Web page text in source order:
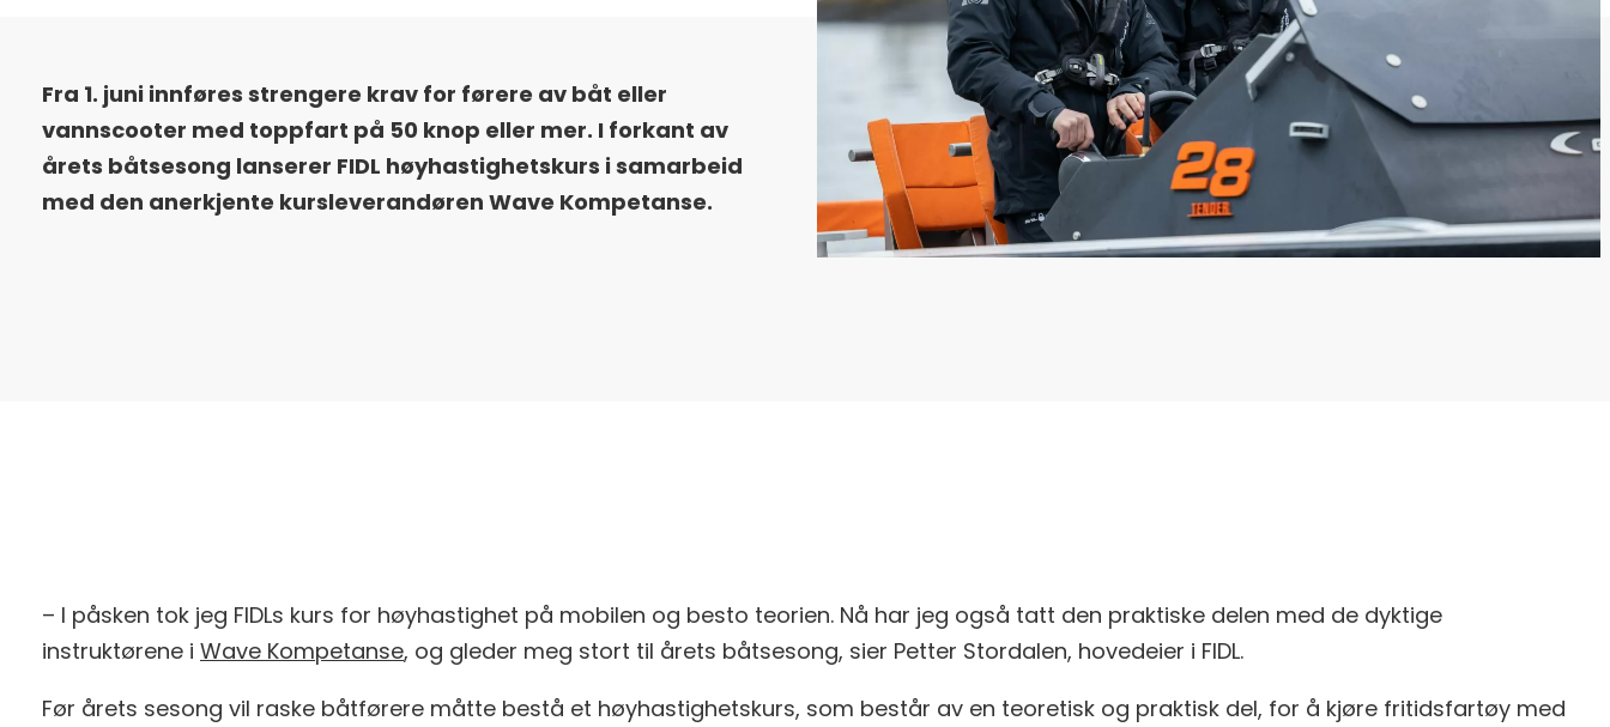
Fra 1. juni innføres strengere krav for førere av båt eller
vannscooter med toppfart på 50 knop eller mer. I forkant av
årets båtsesong lanserer FIDL høyhastighetskurs i samarbeid
med den anerkjente kursleverandøren Wave Kompetanse.
– I påsken tok jeg FIDLs kurs for høyhastighet på mobilen og besto teorien. Nå har jeg også tatt den praktiske delen med de dyktige
instruktørene i Wave Kompetanse, og gleder meg stort til årets båtsesong, sier Petter Stordalen, hovedeier i FIDL.
Før årets sesong vil raske båtførere måtte bestå et høyhastighetskurs, som består av en teoretisk og praktisk del, for å kjøre fritidsfartøy med